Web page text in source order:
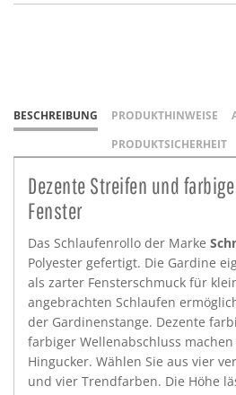
BESCHREIBUNG PRODUKTHINWEISE
PRODUKTSICHERHEIT
Dezente Streifen und
Fenster
Das Schlaufenrollo der Marke
Polyester gefertigt. Die Gardine
als zarter Fensterschmuck für
angebrachten Schlaufen
der Gardinenstange. Dezente
farbiger Wellenabschluss
Hingucker. Wählen Sie aus vier
und vier Trendfarben. Die Höhe